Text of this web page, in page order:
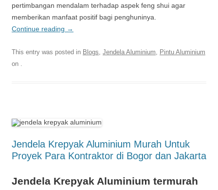
pertimbangan mendalam terhadap aspek feng shui agar
memberikan manfaat positif bagi penghuninya.
Continue reading →
This entry was posted in Blogs, Jendela Aluminium, Pintu Aluminium
on .
Jendela Krepyak Aluminium Murah Untuk
Proyek Para Kontraktor di Bogor dan Jakarta
Jendela Krepyak Aluminium termurah